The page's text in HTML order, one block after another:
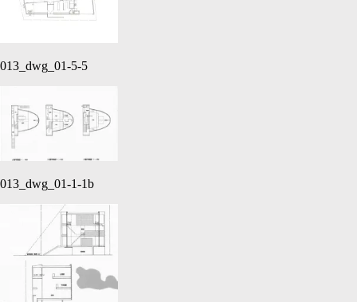
013_dwg_01-5-5
013_dwg_01-1-1b